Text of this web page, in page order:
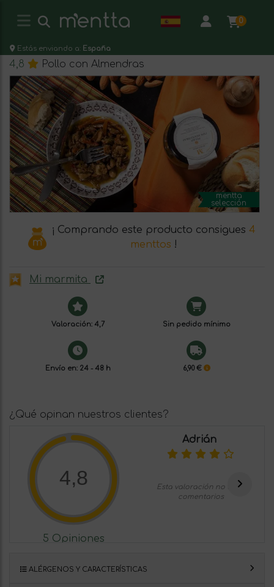
0
Estás enviando a: España
4,8 Pollo con Almendras
mentta
selección
¡ Comprando este producto consigues 4
menttos !
Mi marmita
Valoración: 4,7 Sin pedido mínimo
Envío en: 24 - 48 h 6,90 €
¿Qué opinan nuestros clientes?
4,8
5 Opiniones
Adrián
Esta valoración no tiene
comentarios
ALÉRGENOS Y CARACTERÍSTICAS